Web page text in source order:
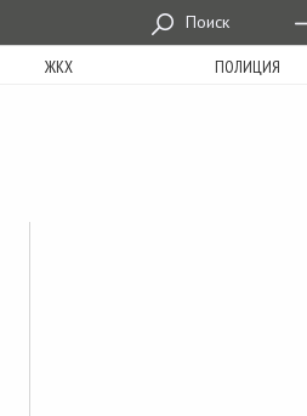
Поиск
ЖКХ ПОЛИЦИЯ